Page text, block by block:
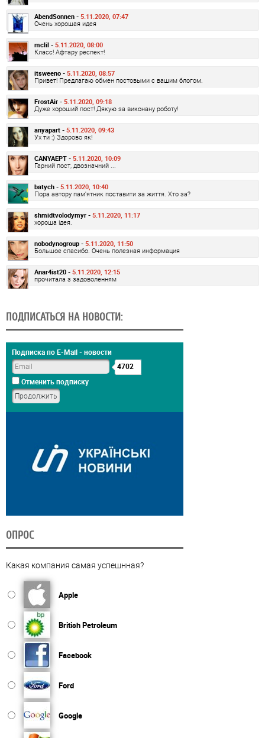
AbendSonnen - 5.11.2020, 07:47
Очень хорошая идея
mclil - 5.11.2020, 08:00
Класс! Афтару респект!
itsweeno - 5.11.2020, 08:57
Привет! Предлагаю обмен постовыми с вашим блогом.
FrostAir - 5.11.2020, 09:18
Дуже хороший пост! Дякую за виконану роботу!
anyapart - 5.11.2020, 09:43
Ух ти :) Здорово як!
CANYAEPT - 5.11.2020, 10:09
Гарний пост, двозначний ...
batych - 5.11.2020, 10:40
Пора автору пам'ятник поставити за життя. Хто за?
shmidtvolodymyr - 5.11.2020, 11:17
хороша ідея.
nobodynogroup - 5.11.2020, 11:50
Большое спасибо. Очень полезная информация
Anar4ist20 - 5.11.2020, 12:15
прочитала з задоволенням
ПОДПИСАТЬСЯ НА НОВОСТИ:
Подписка по E-Mail - новости
4702
Отменить подписку
ОПРОС
Какая компания самая успешнная?
Apple
British Petroleum
Facebook
Ford
Google